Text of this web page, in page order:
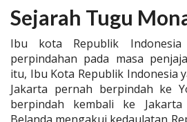
Sejarah Tugu
Ibu kota Republik Indonesia
perpindahan pada masa
itu, Ibu Kota Republik Indonesia
Jakarta pernah berpindah ke
berpindah kembali ke